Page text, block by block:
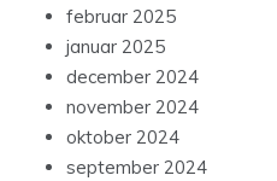
februar 2025
januar 2025
december 2024
november 2024
oktober 2024
september 2024